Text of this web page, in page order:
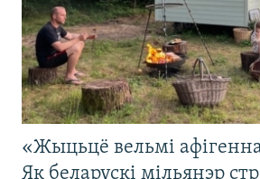
«Жыцьцё вельмі
Як беларускі мільянэр